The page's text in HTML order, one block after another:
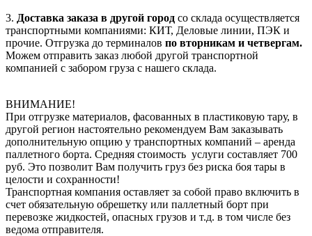
3. Доставка заказа в другой город со склада осуществляется
транспортными компаниями: КИТ, Деловые линии, ПЭК и
прочие. Отгрузка до терминалов по вторникам и четвергам.
Можем отправить заказ любой другой транспортной
компанией с забором груза с нашего склада.
ВНИМАНИЕ!
При отгрузке материалов, фасованных в пластиковую тару, в
другой регион настоятельно рекомендуем Вам заказывать
дополнительную опцию у транспортных компаний – аренда
паллетного борта. Средняя стоимость услуги составляет 700
руб. Это позволит Вам получить груз без риска боя тары в
целости и сохранности!
Транспортная компания оставляет за собой право включить в
счет обязательную обрешетку или паллетный борт при
перевозке жидкостей, опасных грузов и т.д. в том числе без
ведома отправителя.